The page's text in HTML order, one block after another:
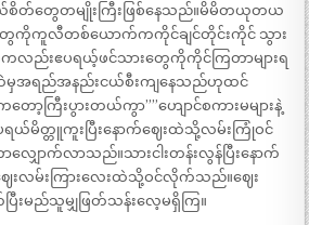
ယ်စိတ်တွေတမျိုးကြီးဖြစ်နေသည်။မိမိတယုတယ
ကိုကူလီတစ်ယောက်ကကိုင်ချင်တိုင်းကိုင် သွား
ည်းဧပရယ့်ဖင်သားတွေကိုကိုင်ကြတာများရ
ထဲမှအရည်အနည်းငယ်စီးကျနေသည်ဟုထင်
ကြီးပွားတယ်ကွာ””ဟျောင်စကားမများနဲ့
ရယ်မိတ္တူကူးပြီးနောက်ဈေးထဲသို့လမ်းကြုံဝင်
ာက်လာသည်။သားငါးတန်းလွန်ပြီးနောက်
းလမ်းကြားလေးထဲသို့ဝင်လိုက်သည်။ဈေး
ြီးမည်သူမျှဖြတ်သန်းလေ့မရှိကြ။